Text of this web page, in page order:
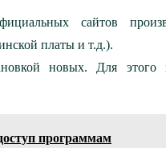
сайтов
платы и т.д.).
новых. Для этого
программам